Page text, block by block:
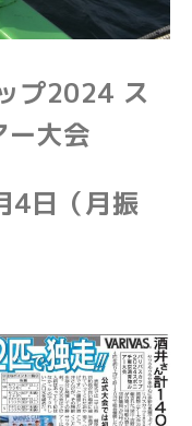
プ2024 ス
ー大会
4日（月振